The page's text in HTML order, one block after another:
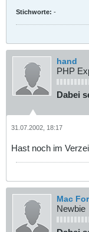
Stichworte: -
hand
PHP
Dabei
31.07.2002, 18:17
Hast noch im
Mac
Newbie